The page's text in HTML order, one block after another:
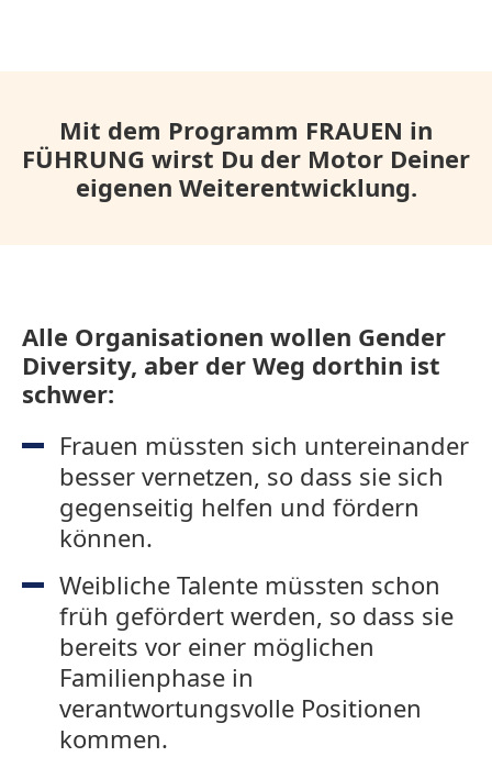
Mit dem Programm FRAUEN in
FÜHRUNG wirst Du der Motor Deiner
eigenen Weiterentwicklung.
Alle Organisationen wollen Gender
Diversity, aber der Weg dorthin ist
schwer:
Frauen müssten sich untereinander
besser vernetzen, so dass sie sich
gegenseitig helfen und fördern
können.
Weibliche Talente müssten schon
früh gefördert werden, so dass sie
bereits vor einer möglichen
Familienphase in
verantwortungsvolle Positionen
kommen.